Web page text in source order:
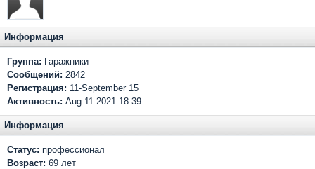
Информация
Группа: Гаражники
Сообщений: 2842
Регистрация: 11-September 15
Активность: Aug 11 2021 18:39
Информация
Статус: профессионал
Возраст: 69 лет